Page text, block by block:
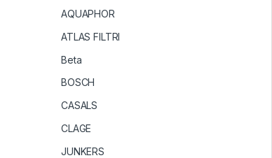
AQUAPHOR
ATLAS FILTRI
Beta
BOSCH
CASALS
CLAGE
JUNKERS